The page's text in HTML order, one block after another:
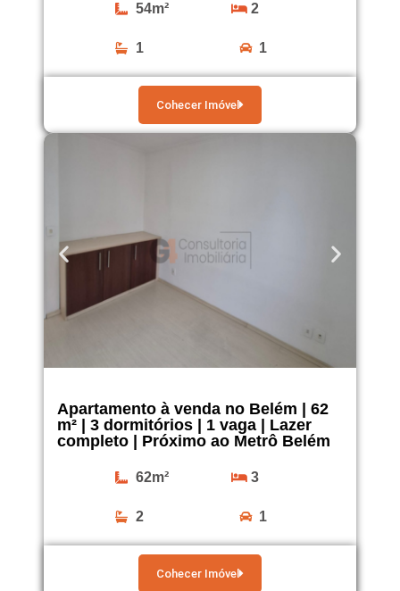
54m² 2
1 1
Cohecer Imóvel
Apartamento à venda no Belém | 62
m² | 3 dormitórios | 1 vaga | Lazer
completo | Próximo ao Metrô Belém
62m² 3
2 1
Cohecer Imóvel